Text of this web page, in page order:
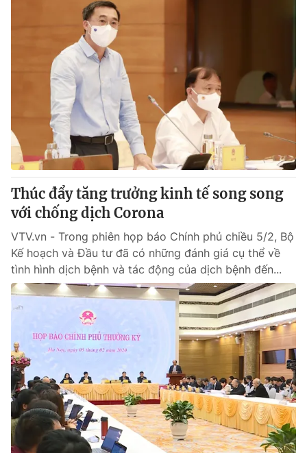
Thúc đẩy tăng trưởng kinh tế song song
với chống dịch Corona
VTV.vn - Trong phiên họp báo Chính phủ chiều 5/2, Bộ
Kế hoạch và Đầu tư đã có những đánh giá cụ thể về
tình hình dịch bệnh và tác động của dịch bệnh đến...